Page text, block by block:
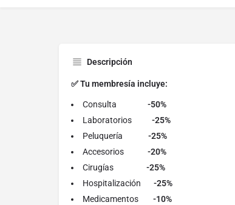
Descripción
✅ Tu membresía incluye:
Consulta -50%
Laboratorios -25%
Peluquería -25%
Accesorios -20%
Cirugías -25%
Hospitalización -25%
Medicamentos -10%